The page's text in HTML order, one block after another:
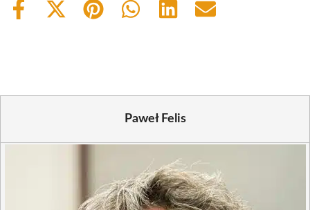
Share
Share
Share
Share
Share
Share
Paweł Felis